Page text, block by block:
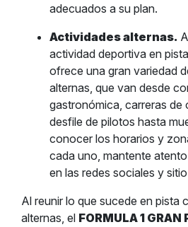
adecuados a su plan.
Actividades alternas.
actividad deportiva en
ofrece una gran variedad
alternas, que van desde
gastronómica, carreras
desfile de pilotos hasta
conocer los horarios y
cada uno, mantente
en las redes sociales y
Al reunir lo que sucede en pista
alternas, el FORMULA 1 GRAN